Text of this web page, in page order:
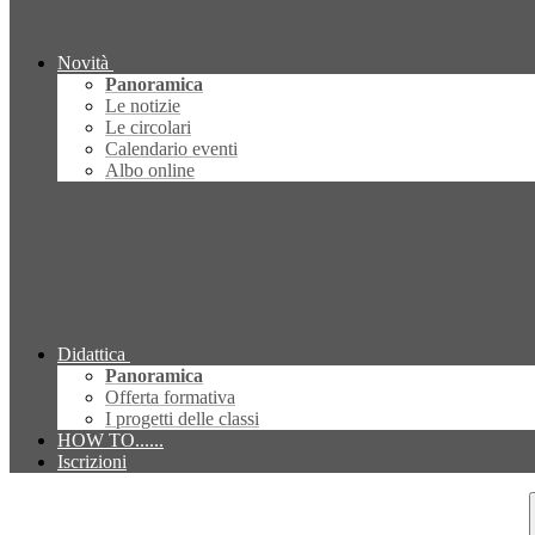
Novità
Panoramica
Le notizie
Le circolari
Calendario eventi
Albo online
Didattica
Panoramica
Offerta formativa
I progetti delle classi
HOW TO......
Iscrizioni